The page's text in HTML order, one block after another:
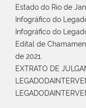
Estado do Rio de
Infográfico do
Infográfico do
Edital de
de 2021.
EXTRATO DE